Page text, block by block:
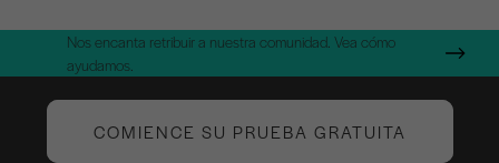
Nos encanta retribuir a nuestra comunidad. Vea cómo
ayudamos.
COMIENCE SU PRUEBA GRATUITA